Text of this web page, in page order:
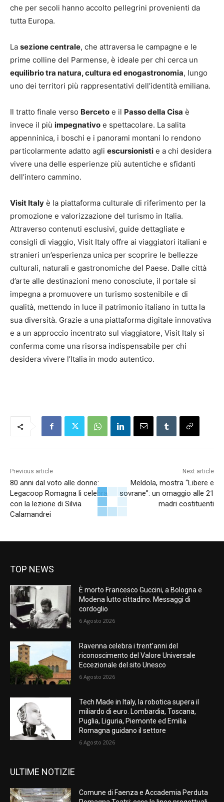
che per secoli hanno accolto pellegrini provenienti da
tutta Europa.
La sezione centrale, che attraversa le campagne e le
prime colline del Parmense, è ideale per chi cerca un
equilibrio tra natura, cultura ed enogastronomia, lungo
uno dei territori più rappresentativi dell’identità emiliana.
Il tratto finale verso Berceto e il Passo della Cisa è
invece il più impegnativo e spettacolare. La salita
appenninica, i boschi e i panorami montani lo rendono
particolarmente adatto agli escursionisti e a chi desidera
vivere una delle esperienze più autentiche e sfidanti
dell’intero cammino.
Visit Italy è la piattaforma culturale di riferimento per la
promozione e valorizzazione del turismo in Italia.
Attraverso contenuti esclusivi, guide dettagliate e
consigli di viaggio, Visit Italy offre ai viaggiatori italiani e
stranieri un’esperienza unica per scoprire le bellezze
culturali, naturali e gastronomiche del Paese. Dalle città
d’arte alle destinazioni meno conosciute, il portale si
impegna a promuovere un turismo sostenibile e di
qualità, mettendo in luce il patrimonio italiano in tutta la
sua diversità. Grazie a una piattaforma digitale innovativa
e a un approccio incentrato sul viaggiatore, Visit Italy si
conferma come una risorsa indispensabile per chi
desidera vivere l’Italia in modo autentico.
Previous article
80 anni dal voto alle donne:
Legacoop Romagna li celebra
con la lezione di Silvia
Calamandrei
Next article
Meldola, mostra “Libere e
sovrane”: un omaggio alle 21
madri costituenti
TOP NEWS
È morto Francesco Guccini, a Bologna e
Modena lutto cittadino. Messaggi di
cordoglio
6 Agosto 2026
Ravenna celebra i trent’anni del
riconoscimento del Valore Universale
Eccezionale del sito Unesco
6 Agosto 2026
Tech Made in Italy, la robotica supera il
miliardo di euro. Lombardia, Toscana,
Puglia, Liguria, Piemonte ed Emilia
Romagna guidano il settore
6 Agosto 2026
ULTIME NOTIZIE
Comune di Faenza e Accademia Perduta